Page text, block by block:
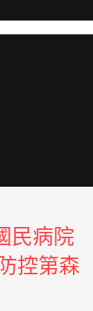
民病院
控第森